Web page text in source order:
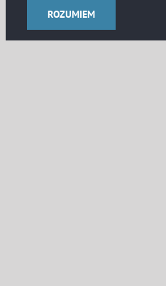
ROZUMIEM